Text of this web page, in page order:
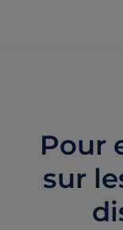
Pour
sur